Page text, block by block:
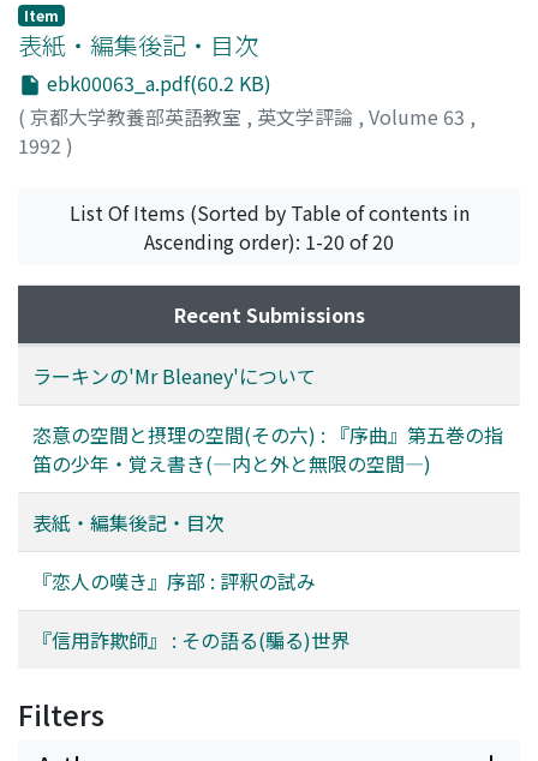
Item
表紙・編集後記・目次
ebk00063_a.pdf(60.2 KB)
( 京都大学教養部英語教室 , 英文学評論 , Volume 63 ,
1992 )
List Of Items (Sorted by Table of contents in
Ascending order): 1-20 of 20
Recent Submissions
ラーキンの'Mr Bleaney'について
恣意の空間と摂理の空間(その六) : 『序曲』第五巻の指
笛の少年・覚え書き(―内と外と無限の空間―)
表紙・編集後記・目次
『恋人の嘆き』序部 : 評釈の試み
『信用詐欺師』 : その語る(騙る)世界
Filters